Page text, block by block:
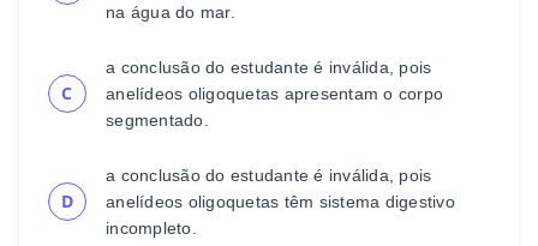
na água do mar.
C
a conclusão do estudante é inválida, pois
anelídeos oligoquetas apresentam o corpo
segmentado.
D
a conclusão do estudante é inválida, pois
anelídeos oligoquetas têm sistema digestivo
incompleto.